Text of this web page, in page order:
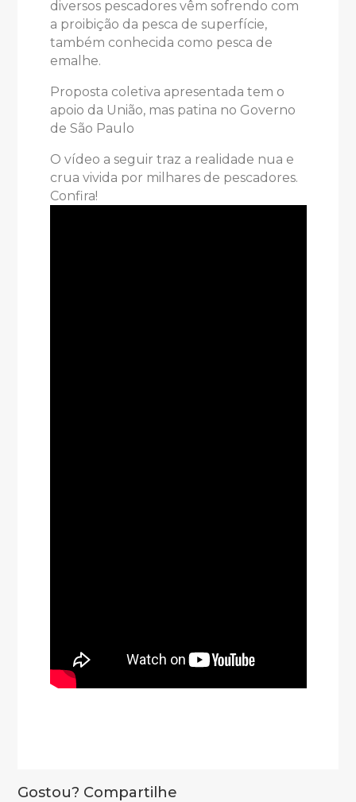
diversos pescadores vêm sofrendo com
a proibição da pesca de superfície,
também conhecida como pesca de
emalhe.
Proposta coletiva apresentada tem o
apoio da União, mas patina no Governo
de São Paulo
O vídeo a seguir traz a realidade nua e
crua vivida por milhares de pescadores.
Confira!
Gostou? Compartilhe